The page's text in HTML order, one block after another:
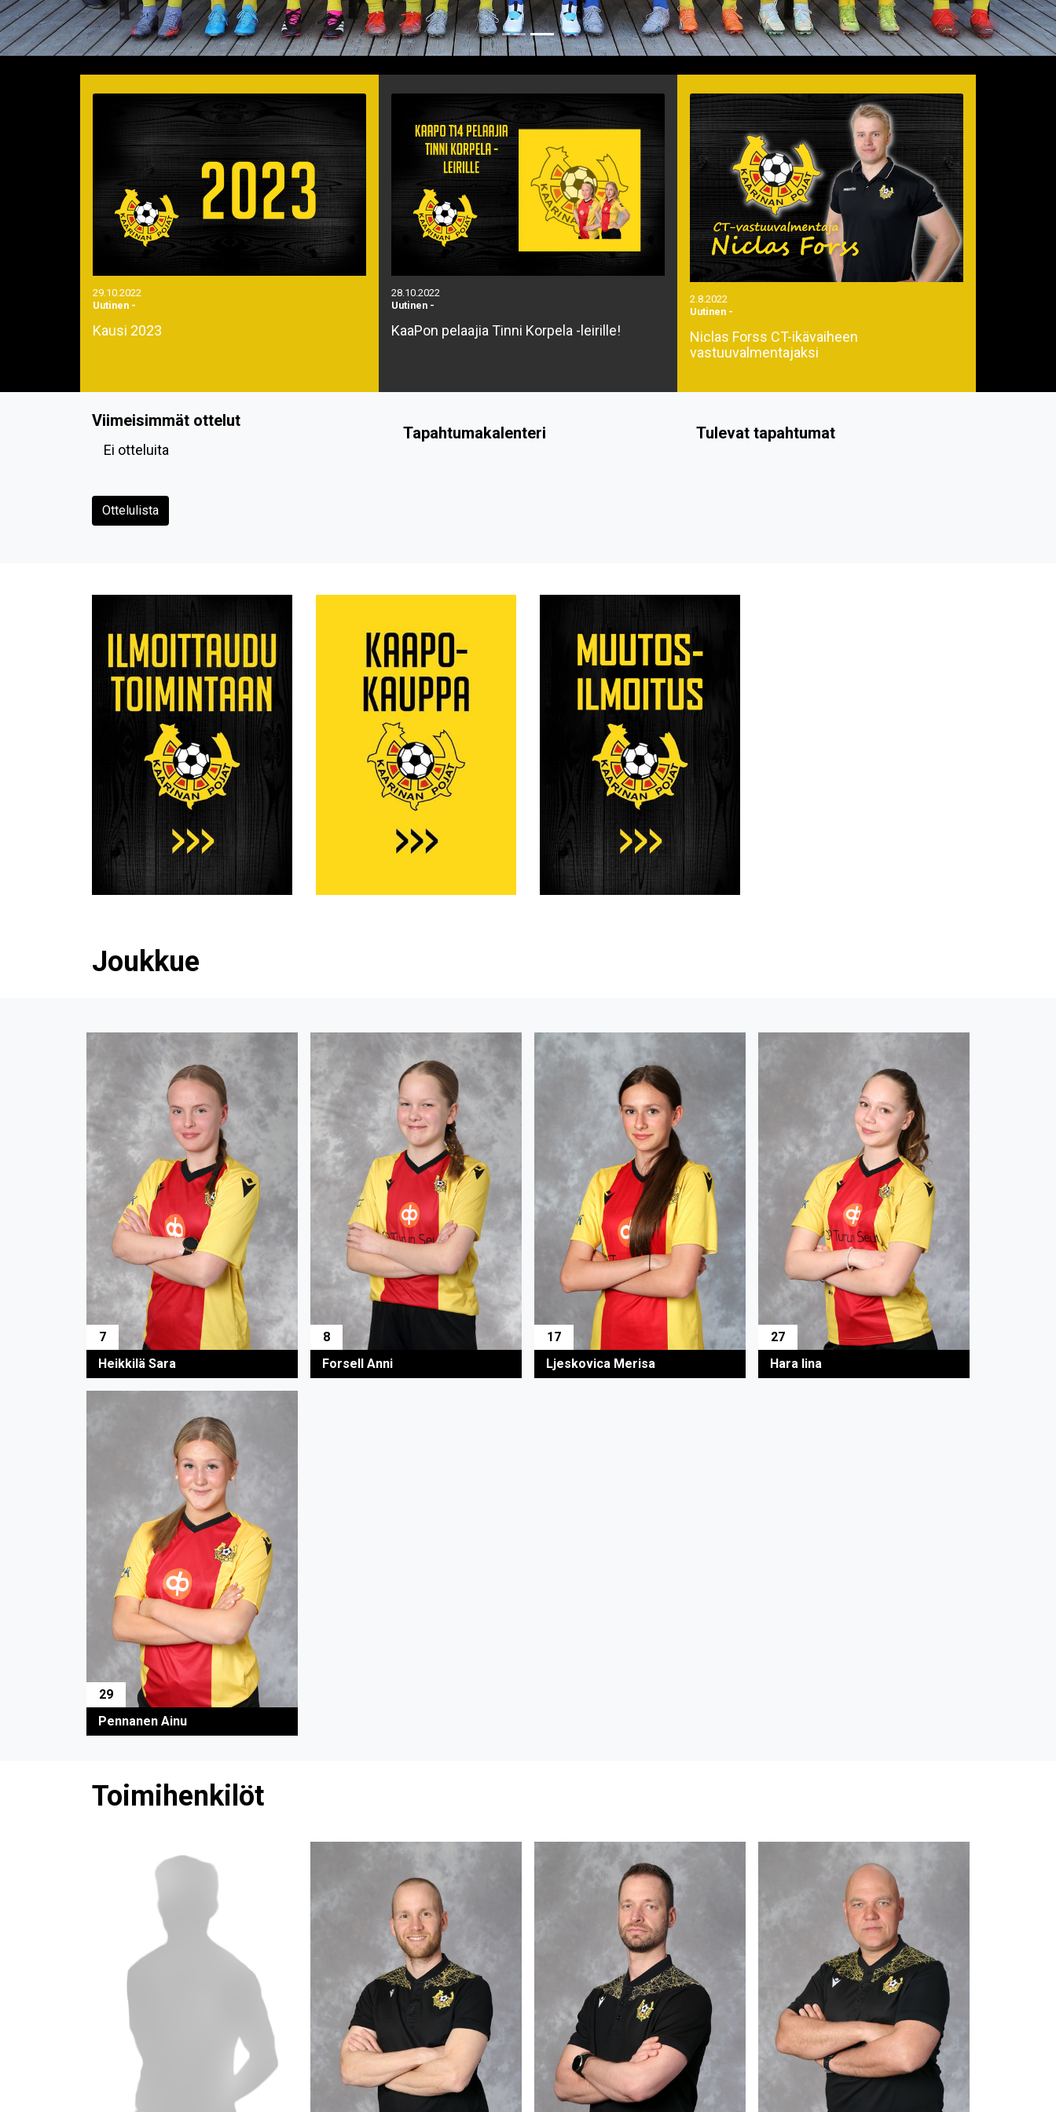
29.10.2022
Uutinen -
Kausi 2023
28.10.2022
Uutinen -
KaaPon pelaajia Tinni Korpela -leirille!
2.8.2022
Uutinen -
Niclas Forss CT-ikävaiheen
vastuuvalmentajaksi
Viimeisimmät ottelut
Ei otteluita
Ottelulista
Tapahtumakalenteri Tulevat tapahtumat
Joukkue
7
Heikkilä Sara
8
Forsell Anni
17
Ljeskovica Merisa
27
Hara Iina
29
Pennanen Ainu
Toimihenkilöt